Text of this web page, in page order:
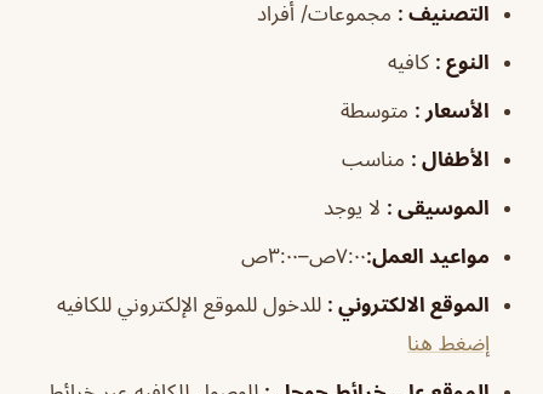
التصنيف : مجموعات/ أفراد
النوع : كافيه
الأسعار : متوسطة
الأطفال : مناسب
الموسيقى : لا يوجد
مواعيد العمل:٧:٠٠ص–٣:٠٠ص
الموقع الالكتروني : للدخول للموقع الإلكتروني للكافيه
إضغط هنا